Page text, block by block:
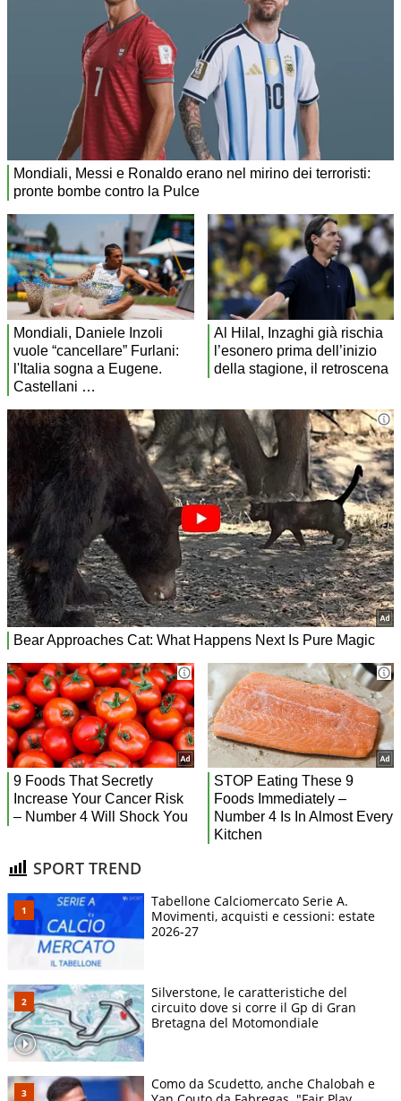
SPORT TREND
Tabellone Calciomercato Serie A.
Movimenti, acquisti e cessioni: estate
2026-27
Silverstone, le caratteristiche del
circuito dove si corre il Gp di Gran
Bretagna del Motomondiale
Como da Scudetto, anche Chalobah e